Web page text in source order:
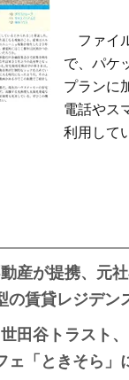
ファイ
で、パケ
プランに
電話やス
利用して
産が提携、元
の賃貸レジデン
田谷トラスト
ェ「ときそら」